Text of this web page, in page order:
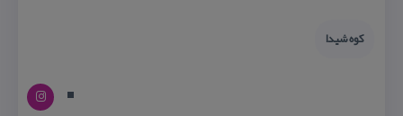
كوه شیدا